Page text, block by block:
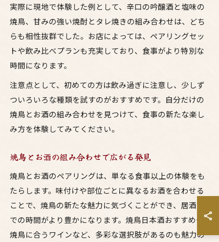
実際に現地で体験した例として、辛口の吟醸酒と塩味の
焼鳥、甘みの強い焼酎とタレ焼きの組み合わせは、どち
らも相性抜群でした。お店によっては、ペアリングセッ
トや飲み比べプランも充実しており、食事がより特別な
時間になります。
注意点として、初めての方は飲み過ぎに注意し、少しず
ついろいろな種類を試すのがおすすめです。自分だけの
焼鳥とお酒の組み合わせを見つけて、食事の新たな楽し
み方を体験してみてください。
焼鳥とお酒の組み合わせで広がる発見
焼鳥とお酒のペアリングは、単なる食事以上の体験をも
たらします。味付けや部位ごとに異なるお酒を合わせる
ことで、焼鳥の新たな魅力に気づくことができ、居酒屋
での時間がより豊かになります。焼鳥日本酒おすすめや
焼鳥に合うワインなど、多彩な選択肢があるのも魅力の